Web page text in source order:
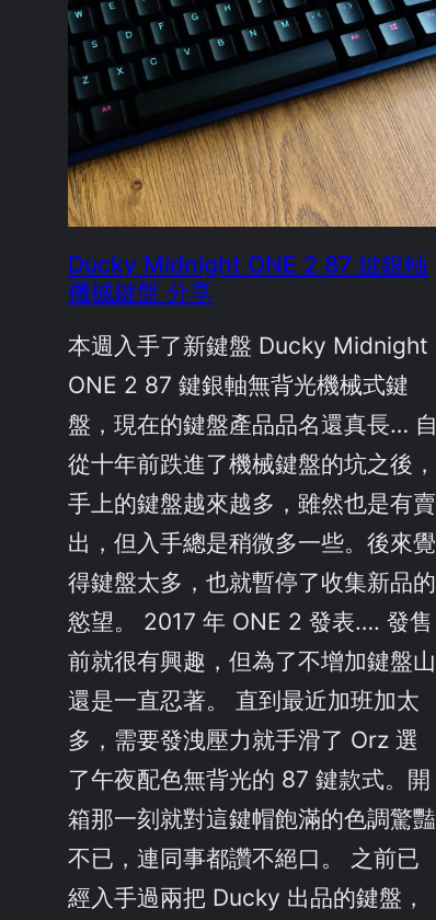
Ducky Midnight ONE 2 87 鍵銀軸
機械鍵盤 分享
本週入手了新鍵盤 Ducky Midnight
ONE 2 87 鍵銀軸無背光機械式鍵
盤，現在的鍵盤產品品名還真長… 自
從十年前跌進了機械鍵盤的坑之後，
手上的鍵盤越來越多，雖然也是有賣
出，但入手總是稍微多一些。後來覺
得鍵盤太多，也就暫停了收集新品的
慾望。 2017 年 ONE 2 發表…. 發售
前就很有興趣，但為了不增加鍵盤山
還是一直忍著。 直到最近加班加太
多，需要發洩壓力就手滑了 Orz 選
了午夜配色無背光的 87 鍵款式。開
箱那一刻就對這鍵帽飽滿的色調驚豔
不已，連同事都讚不絕口。 之前已
經入手過兩把 Ducky 出品的鍵盤，